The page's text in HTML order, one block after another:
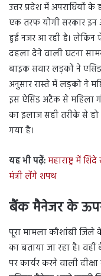
उत्तर प्रदेश में
एक तरफ योगी सरकार इन
हुई नजर आ रही है। लेकिन
दहला देने वाली घटना
बाइक सवार लड़कों ने
अनुसार रास्ते में लड़को ने
इस ऐसिड अटैक से महिला
का इलाज सही तरीके से
गया है।
यह भी पढ़ें:महाराष्ट्र में
मंत्री लेंगे शपथ
बैंक मैनेजर के
पूरा मामला कौशांबी जिले
का बताया जा रहा है।
पर कार्यर करने वाली